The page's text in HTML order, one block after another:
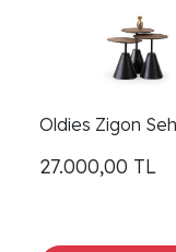
Oldies Zigon
27.000,00 TL